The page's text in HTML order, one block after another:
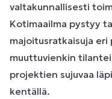
valtakunnallisesti
Kotimaailma pystyy
majoitusratkaisuja eri
muuttuvienkin
projektien sujuvaa
kentällä.